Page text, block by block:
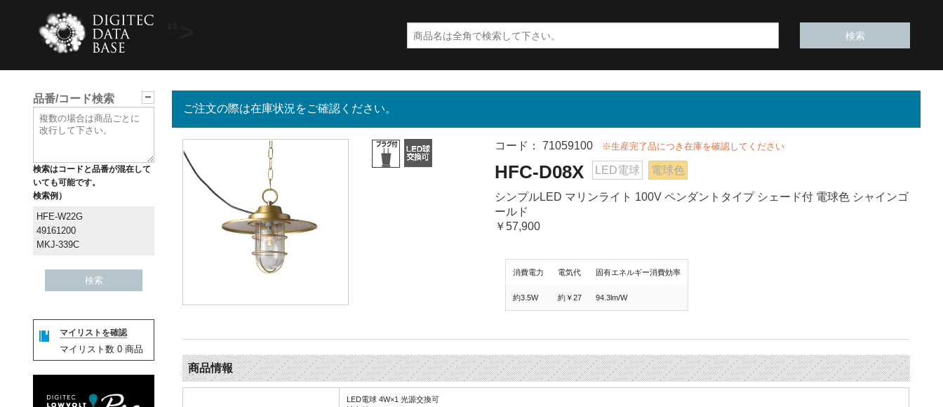
品番/コード検索
検索はコードと品番が混在して
いても可能です。
検索例）
HFE-W22G
49161200
MKJ-339C
マイリストを確認
マイリスト数 0 商品
ご注文の際は在庫状況をご確認ください。
コード： 71059100※生産完了品につき在庫を確認してください
HFC-D08X LED電球 電球色
シンプルLED マリンライト 100V ペンダントタイプ シェード付 電球色 シャインゴ
ールド
￥57,900
消費電力 電気代 固有エネルギー消費効率
約3.5W 約￥27 94.3lm/W
商品情報
LED電球 4W×1 光源交換可